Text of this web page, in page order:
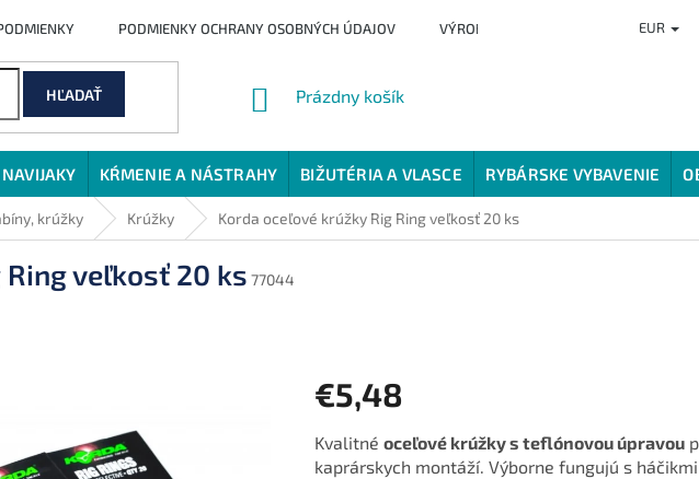
PODMIENKY OCHRANY OSOBNÝCH ÚDAJOV VÝROBCI PREDAJŇA
EUR
HĽADAŤ
NÁKUPNÝ
Prázdny košík
KŔMENIE A NÁSTRAHY BIŽUTÉRIA A VLASCE RYBÁRSKE VYBAVENIE
krúžky Krúžky Korda oceľové krúžky Rig Ring veľkosť 20 ks
veľkosť 20 ks 77044
€5,48
cena:
Kvalitné oceľové krúžky s teflónovou úpravou
kaprárskych montáží. Výborne fungujú s